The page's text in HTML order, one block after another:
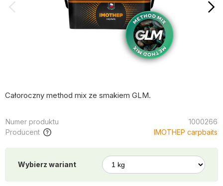
Całoroczny method mix ze smakiem GLM.
Numer produktu
1000266
Producent
IMOTHEP carpbaits
Wybierz wariant